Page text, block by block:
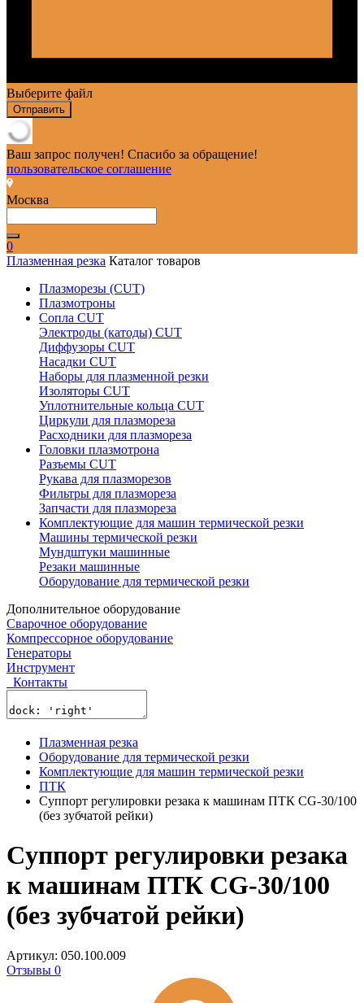
Выберите файл
Отправить
Ваш запрос получен! Спасибо за обращение!
пользовательское соглашение
Москва
0
Плазменная резка Каталог товаров
Плазморезы (CUT)
Плазмотроны
Сопла CUT
Электроды (катоды) CUT
Диффузоры CUT
Насадки CUT
Наборы для плазменной резки
Изоляторы CUT
Уплотнительные кольца CUT
Циркули для плазмореза
Расходники для плазмореза
Головки плазмотрона
Разъемы CUT
Рукава для плазморезов
Фильтры для плазмореза
Запчасти для плазмореза
Комплектующие для машин термической резки
Машины термической резки
Мундштуки машинные
Резаки машинные
Оборудование для термической резки
Дополнительное оборудование
Сварочное оборудование
Компрессорное оборудование
Генераторы
Инструмент
Контакты
Плазменная резка
Оборудование для термической резки
Комплектующие для машин термической резки
ПТК
Cуппорт регулировки резака к машинам ПТК CG-30/100
(без зубчатой рейки)
Cуппорт регулировки резака
к машинам ПТК CG-30/100
(без зубчатой рейки)
Артикул: 050.100.009
Отзывы 0